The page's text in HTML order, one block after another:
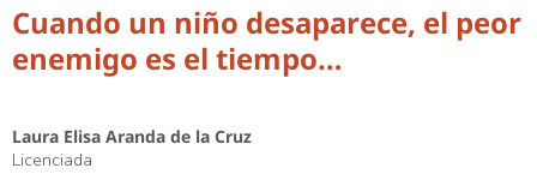
Cuando un niño desaparece, el peor
enemigo es el tiempo…
Laura Elisa Aranda de la Cruz
Licenciada